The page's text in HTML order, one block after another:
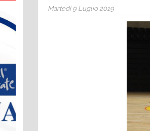
Martedì 9 Luglio 2019